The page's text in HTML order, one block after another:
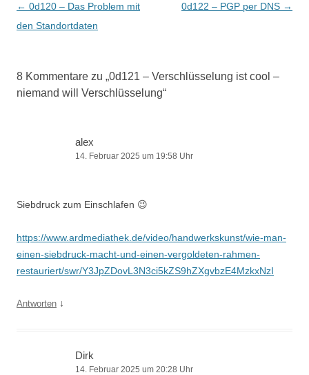
Beitragsnavigation
← 0d120 – Das Problem mit
den Standortdaten
0d122 – PGP per DNS →
8 Kommentare zu „0d121 – Verschlüsselung ist cool –
niemand will Verschlüsselung“
alex
14. Februar 2025 um 19:58 Uhr
Siebdruck zum Einschlafen 😉
https://www.ardmediathek.de/video/handwerkskunst/wie-man-
einen-siebdruck-macht-und-einen-vergoldeten-rahmen-
restauriert/swr/Y3JpZDovL3N3ci5kZS9hZXgvbzE4MzkxNzI
Antworten ↓
Dirk
14. Februar 2025 um 20:28 Uhr